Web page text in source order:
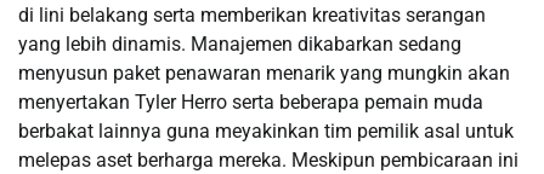
di lini belakang serta memberikan kreativitas serangan
yang lebih dinamis. Manajemen dikabarkan sedang
menyusun paket penawaran menarik yang mungkin akan
menyertakan Tyler Herro serta beberapa pemain muda
berbakat lainnya guna meyakinkan tim pemilik asal untuk
melepas aset berharga mereka. Meskipun pembicaraan ini